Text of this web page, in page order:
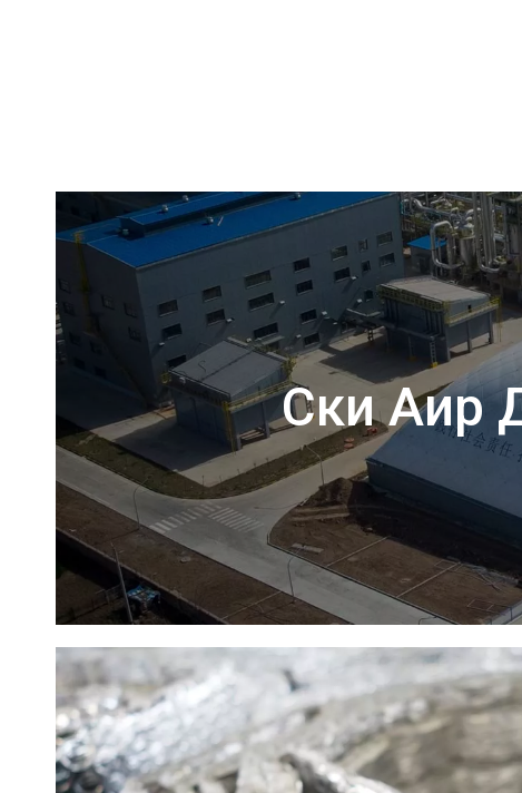
Ски Аир